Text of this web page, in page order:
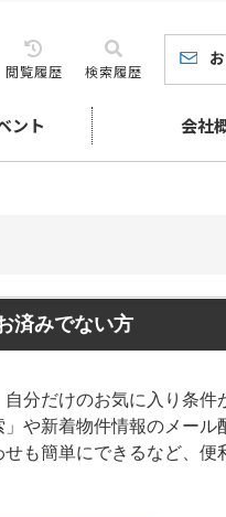
閲覧履歴 検索履歴
ント 会社
済みでない方
分だけのお気に入り条件
や新着物件情報のメール
も簡単にできるなど、便